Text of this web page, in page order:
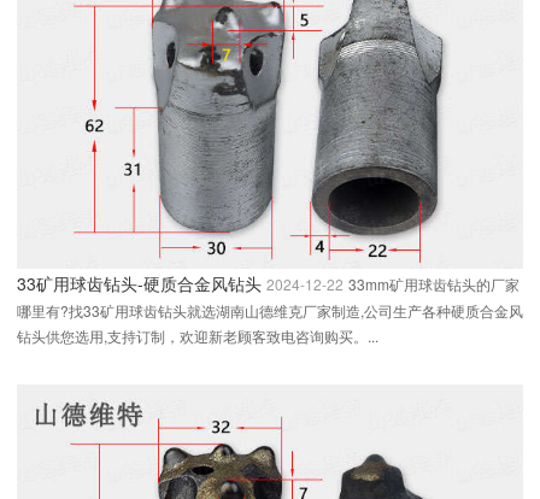
33矿用球齿钻头-硬质合金风钻头 2024-12-22 33mm矿用球齿钻头的厂家
哪里有?找33矿用球齿钻头就选湖南山德维克厂家制造,公司生产各种硬质合金风
钻头供您选用,支持订制，欢迎新老顾客致电咨询购买。...